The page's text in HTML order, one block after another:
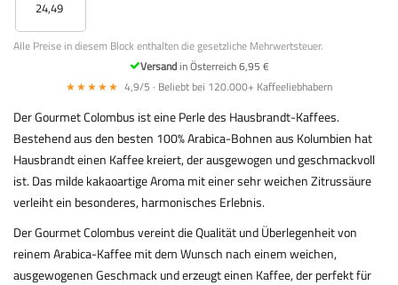
24,49
Alle Preise in diesem Block enthalten die gesetzliche Mehrwertsteuer.
Versandin Österreich 6,95 €
★★★★★ 4,9/5 · Beliebt bei 120.000+ Kaffeeliebhabern
Der Gourmet Colombus ist eine Perle des Hausbrandt-Kaffees.
Bestehend aus den besten 100% Arabica-Bohnen aus Kolumbien hat
Hausbrandt einen Kaffee kreiert, der ausgewogen und geschmackvoll
ist. Das milde kakaoartige Aroma mit einer sehr weichen Zitrussäure
verleiht ein besonderes, harmonisches Erlebnis.
Der Gourmet Colombus vereint die Qualität und Überlegenheit von
reinem Arabica-Kaffee mit dem Wunsch nach einem weichen,
ausgewogenen Geschmack und erzeugt einen Kaffee, der perfekt für